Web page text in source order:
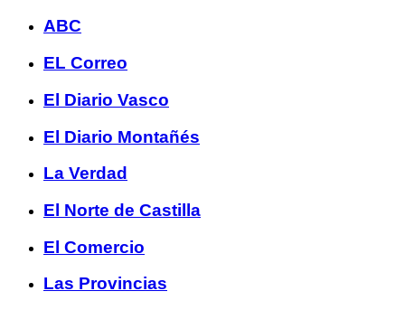
ABC
EL Correo
El Diario Vasco
El Diario Montañés
La Verdad
El Norte de Castilla
El Comercio
Las Provincias